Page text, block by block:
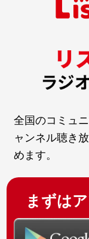
全国のコミュ
ャンネル聴き
めます。
まずは